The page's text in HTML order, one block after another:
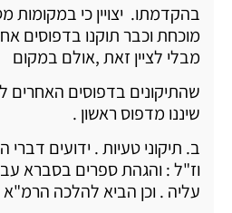
בהקדמתו. יצויין כי במקומות
מוכחת וכבר תוקנו בדפוסים
מבלי לציין זאת ,אולם במקום
שהתיקונים בדפוסים האחרים
שיננו מדפוס ראשון .
ב. תיקוני טעיות . ידועים
וז"ל : והגהת ספרים בסברא
עליה . וכן הביא להלכה הרמ"א